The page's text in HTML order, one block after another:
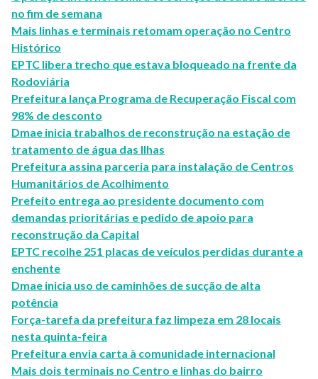
no fim de semana
Mais linhas e terminais retomam operação no Centro
Histórico
EPTC libera trecho que estava bloqueado na frente da
Rodoviária
Prefeitura lança Programa de Recuperação Fiscal com
98% de desconto
Dmae inicia trabalhos de reconstrução na estação de
tratamento de água das Ilhas
Prefeitura assina parceria para instalação de Centros
Humanitários de Acolhimento
Prefeito entrega ao presidente documento com
demandas prioritárias e pedido de apoio para
reconstrução da Capital
EPTC recolhe 251 placas de veículos perdidas durante a
enchente
Dmae inicia uso de caminhões de sucção de alta
potência
Força-tarefa da prefeitura faz limpeza em 28 locais
nesta quinta-feira
Prefeitura envia carta à comunidade internacional
Mais dois terminais no Centro e linhas do bairro